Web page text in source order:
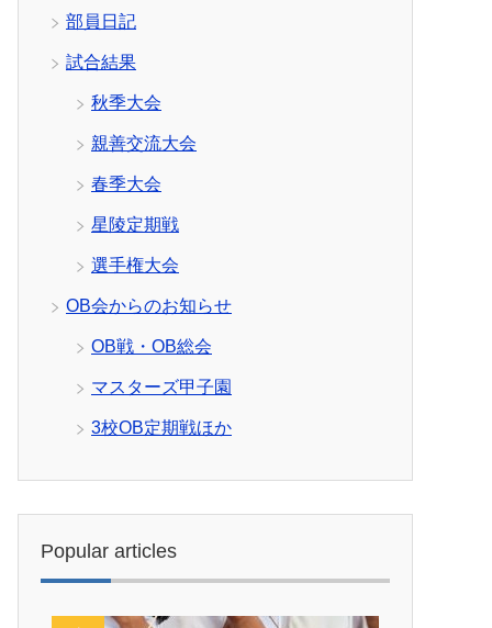
部員日記
試合結果
秋季大会
親善交流大会
春季大会
星陵定期戦
選手権大会
OB会からのお知らせ
OB戦・OB総会
マスターズ甲子園
3校OB定期戦ほか
Popular articles